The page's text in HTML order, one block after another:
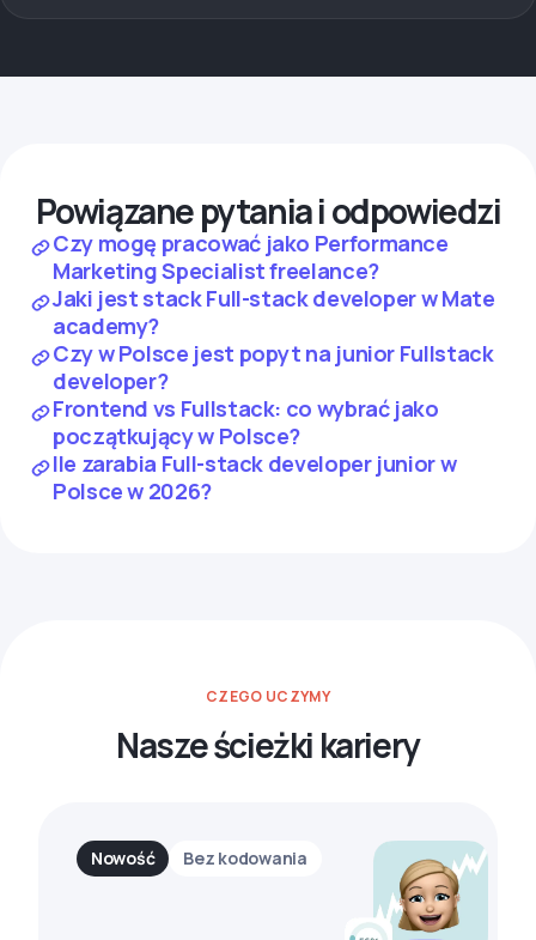
Powiązane pytania i odpowiedzi
Czy mogę pracować jako Performance
Marketing Specialist freelance?
Jaki jest stack Full-stack developer w Mate
academy?
Czy w Polsce jest popyt na junior Fullstack
developer?
Frontend vs Fullstack: co wybrać jako
początkujący w Polsce?
Ile zarabia Full-stack developer junior w
Polsce w 2026?
CZEGO UCZYMY
Nasze ścieżki kariery
Nowość Bez kodowania